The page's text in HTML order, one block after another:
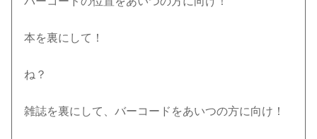
本を裏にして！
ね？
雑誌を裏にして、バーコードをあいつの方に向け！